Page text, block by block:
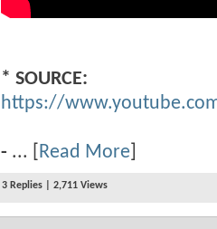
* SOURCE:
https://
- ... [ Read More
3 Replies | 2,711 Views